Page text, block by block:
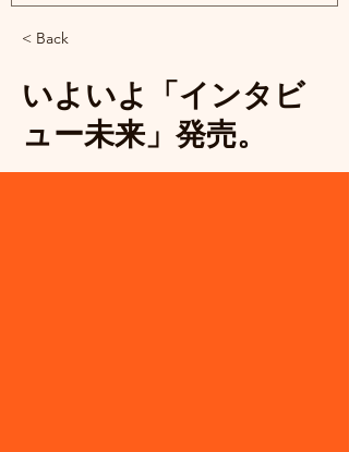
< Back
いよいよ「インタビ
ュー未来」発売。